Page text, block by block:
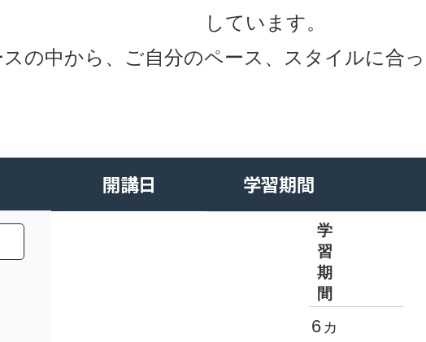
しています。
の中から、ご自分のペース、スタイルに合
開講日 学習期間
学
習
期
間
6ヵ